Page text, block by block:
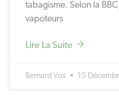
tabagisme. Selon la
vapoteurs
Lire La Suite
Bernard Vos 15